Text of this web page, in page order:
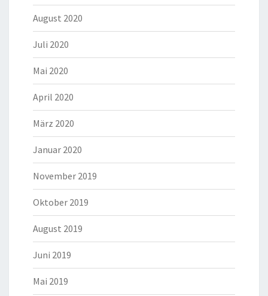
August 2020
Juli 2020
Mai 2020
April 2020
März 2020
Januar 2020
November 2019
Oktober 2019
August 2019
Juni 2019
Mai 2019